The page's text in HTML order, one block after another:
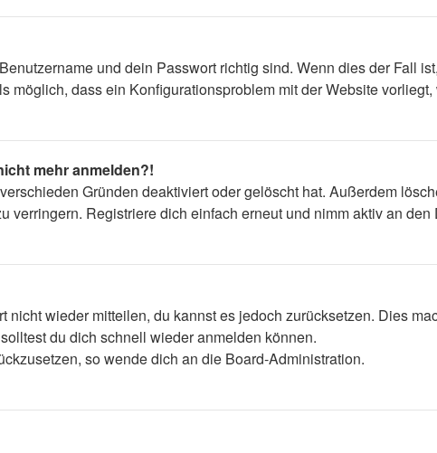
und dein Passwort richtig sind. Wenn dies der Fall
möglich, dass ein Konfigurationsproblem mit der Website
mehr anmelden?!
Gründen deaktiviert oder gelöscht hat. Außerdem
Registriere dich einfach erneut und nimm aktiv an
wieder mitteilen, du kannst es jedoch zurücksetzen. Dies
du dich schnell wieder anmelden können.
so wende dich an die Board-Administration.